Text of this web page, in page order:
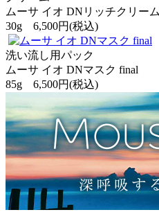
ムーサ イオ DNリッチクリー
30g 6,500円(税込)
洗い流し用パック
ムーサ イオ DNマスク final
85g 6,500円(税込)